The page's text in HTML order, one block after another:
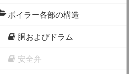
ボイラー各部の構造
胴およびドラム
安全弁